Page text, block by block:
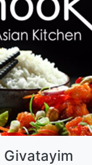
Givatayim